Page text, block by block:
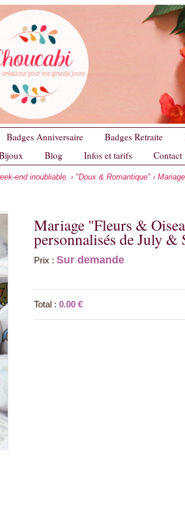
Badges Anniversaire Badges Retraite
Blog Infos et tarifs Contact
end inoubliable. › "Doux & Romantique" ›
Mariage "Fleurs &
personnalisés de July &
Prix : Sur demande
Total : 0.00 €